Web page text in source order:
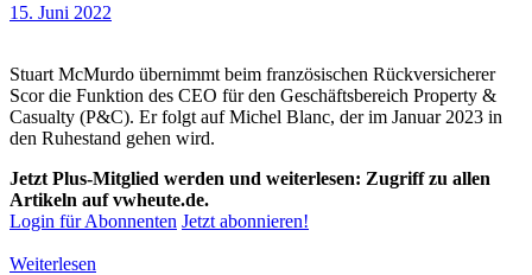
15. Juni 2022
Stuart McMurdo übernimmt beim französischen Rückversicherer
Scor die Funktion des CEO für den Geschäftsbereich Property &
Casualty (P&C). Er folgt auf Michel Blanc, der im Januar 2023 in
den Ruhestand gehen wird.
Jetzt Plus-Mitglied werden und weiterlesen: Zugriff zu allen
Artikeln auf vwheute.de.
Login für Abonnenten Jetzt abonnieren!
Weiterlesen